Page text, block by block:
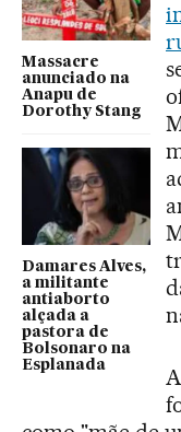
Massacre
anunciado na
Anapu de
Dorothy Stang
Damares Alves,
a militante
antiaborto
alçada a
pastora de
Bolsonaro na
Esplanada